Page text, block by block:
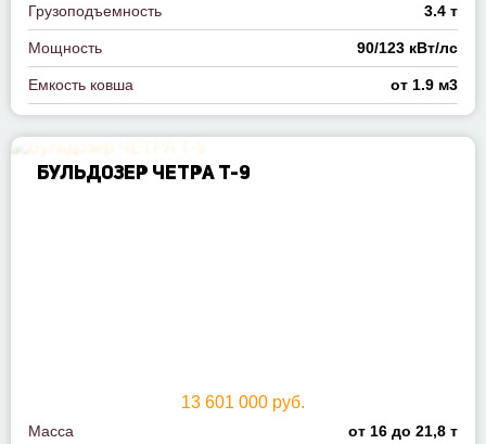
Грузоподъемность 3.4 т
Мощность 90/123 кВт/лс
Емкость ковша от 1.9 м3
БУЛЬДОЗЕР ЧЕТРА Т-9
13 601 000 руб.
Масса от 16 до 21,8 т